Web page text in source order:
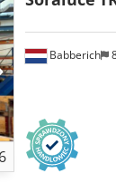
6
Babberich